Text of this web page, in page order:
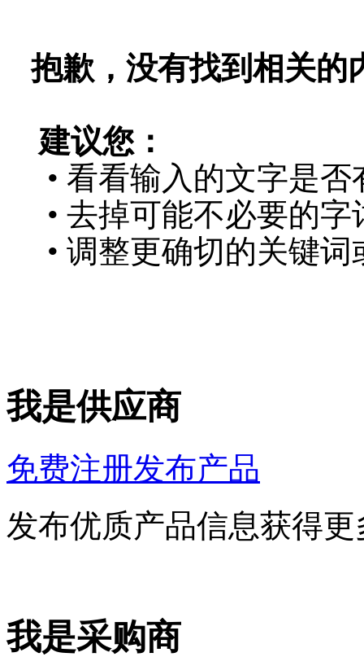
抱歉，没有找到相关的
建议您：
• 看看输入的文字是否
• 去掉可能不必要的字
• 调整更确切的关键
我是供应商
免费注册发布产品
发布优质产品信息获得
我是采购商